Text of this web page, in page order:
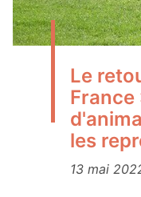
Le
les
13 mai